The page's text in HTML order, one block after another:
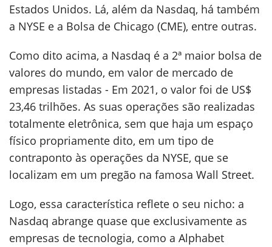
Estados Unidos. Lá, além da Nasdaq, há também
a NYSE e a Bolsa de Chicago (CME), entre outras.
Como dito acima, a Nasdaq é a 2ª maior bolsa de
valores do mundo, em valor de mercado de
empresas listadas - Em 2021, o valor foi de US$
23,46 trilhões. As suas operações são realizadas
totalmente eletrônica, sem que haja um espaço
físico propriamente dito, em um tipo de
contraponto às operações da NYSE, que se
localizam em um pregão na famosa Wall Street.
Logo, essa característica reflete o seu nicho: a
Nasdaq abrange quase que exclusivamente as
empresas de tecnologia, como a Alphabet